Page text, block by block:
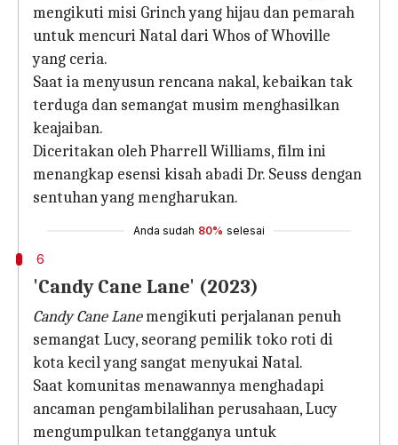
mengikuti misi Grinch yang hijau dan pemarah
untuk mencuri Natal dari Whos of Whoville
yang ceria.
Saat ia menyusun rencana nakal, kebaikan tak
terduga dan semangat musim menghasilkan
keajaiban.
Diceritakan oleh Pharrell Williams, film ini
menangkap esensi kisah abadi Dr. Seuss dengan
sentuhan yang mengharukan.
Anda sudah 80% selesai
6
'Candy Cane Lane' (2023)
Candy Cane Lanemengikuti perjalanan penuh
semangat Lucy, seorang pemilik toko roti di
kota kecil yang sangat menyukai Natal.
Saat komunitas menawannya menghadapi
ancaman pengambilalihan perusahaan, Lucy
mengumpulkan tetangganya untuk